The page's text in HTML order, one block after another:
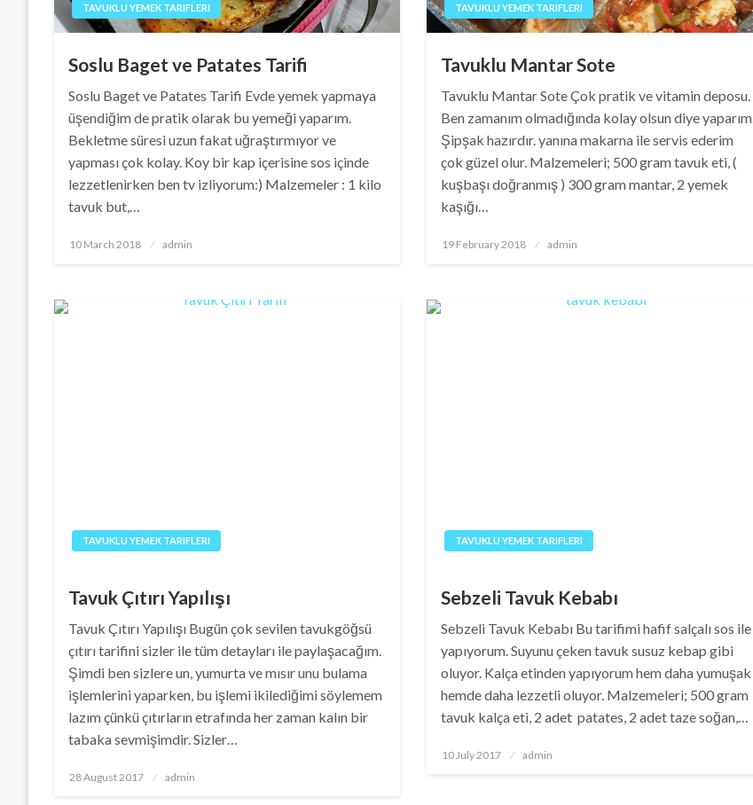
TAVUKLU YEMEK TARIFLERI
Soslu Baget ve Patates Tarifi
Soslu Baget ve Patates Tarifi Evde yemek yapmaya
üşendiğim de pratik olarak bu yemeği yaparım.
Bekletme süresi uzun fakat uğraştırmıyor ve
yapması çok kolay. Koy bir kap içerisine sos içinde
lezzetlenirken ben tv izliyorum:) Malzemeler : 1 kilo
tavuk but,…
Posted
10 March 2018 admin
TAVUKLU YEMEK TARIFLERI
Tavuklu Mantar Sote
Tavuklu Mantar Sote Çok pratik ve vitamin deposu.
Ben zamanım olmadığında kolay olsun diye yaparım.
Şipşak hazırdır. yanına makarna ile servis ederim
çok güzel olur. Malzemeleri; 500 gram tavuk eti, (
kuşbaşı doğranmış ) 300 gram mantar, 2 yemek
kaşığı…
Posted
19 February 2018 admin
TAVUKLU YEMEK TARIFLERI
Tavuk Çıtırı Yapılışı
Tavuk Çıtırı Yapılışı Bugün çok sevilen tavukgöğsü
çıtırı tarifini sizler ile tüm detayları ile paylaşacağım.
Şimdi ben sizlere un, yumurta ve mısır unu bulama
işlemlerini yaparken, bu işlemi ikilediğimi söylemem
lazım çünkü çıtırların etrafında her zaman kalın bir
tabaka sevmişimdir. Sizler…
Posted
28 August 2017 admin
TAVUKLU YEMEK TARIFLERI
Sebzeli Tavuk Kebabı
Sebzeli Tavuk Kebabı Bu tarifimi hafif salçalı sos ile
yapıyorum. Suyunu çeken tavuk susuz kebap gibi
oluyor. Kalça etinden yapıyorum hem daha yumuşak
hemde daha lezzetli oluyor. Malzemeleri; 500 gram
tavuk kalça eti, 2 adet patates, 2 adet taze soğan,…
Posted
10 July 2017 admin